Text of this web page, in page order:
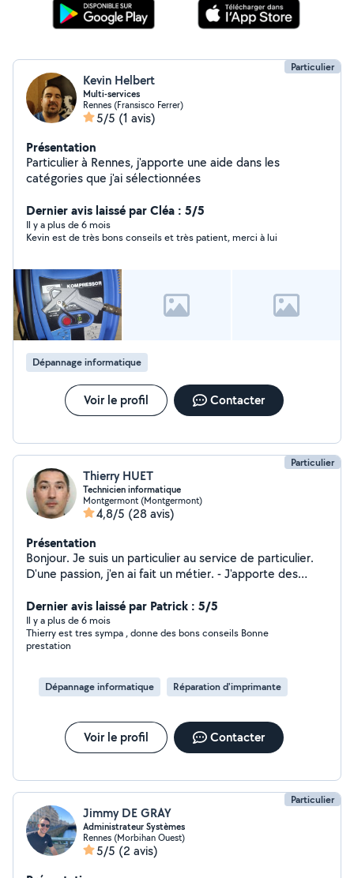
Particulier
Kevin Helbert
Multi-services
Rennes (Fransisco Ferrer)
5/5 (1 avis)
Présentation
Particulier à Rennes, j'apporte une aide dans les
catégories que j'ai sélectionnées
Dernier avis laissé par Cléa : 5/5
Il y a plus de 6 mois
Kevin est de très bons conseils et très patient, merci à lui
Dépannage informatique
Voir le profil Contacter
Particulier
Thierry HUET
Technicien informatique
Montgermont (Montgermont)
4,8/5 (28 avis)
Présentation
Bonjour. Je suis un particulier au service de particulier.
D'une passion, j'en ai fait un métier. - J'apporte des
de matériel comme pour le changement de pièce si
c'est nécessaire. - J'interviens uniquement avec des PC
avec Windows et des tablettes ou téléphone Android. -
Je ne fais aucun dépannage sur IMAC. - Je ne fais aucun
démontage et remontage de PC de bureau, de la
réinstallation (Windows et logiciel), du diagnostic de
dur. Si vous avez des questions, n'hésitez pas à me
contacter. Je ferais tout mon possible pour vous
Dernier avis laissé par Patrick : 5/5
Il y a plus de 6 mois
Thierry est tres sympa , donne des bons conseils Bonne
prestation
Dépannage informatique Réparation d'imprimante
Voir le profil Contacter
Particulier
Jimmy DE GRAY
Administrateur Systèmes
Rennes (Morbihan Ouest)
5/5 (2 avis)